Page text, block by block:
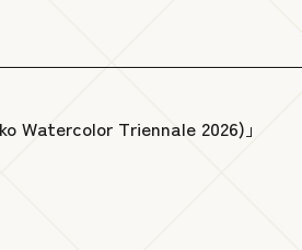
Watercolor Triennale 2026)」